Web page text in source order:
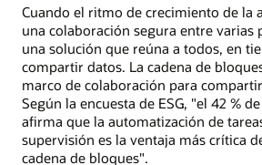
Cuando el ritmo de crecimiento de la
una colaboración segura entre varias
una solución que reúna a todos, en
compartir datos. La cadena de
marco de colaboración para
Según la encuesta de ESG, "el 42 %
afirma que la automatización de
supervisión es la ventaja más crítica
cadena de bloques".